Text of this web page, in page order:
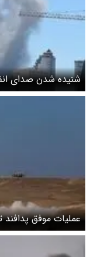
شنیده شدن صدای
عملیات موفق پدافند
صهیونیستی